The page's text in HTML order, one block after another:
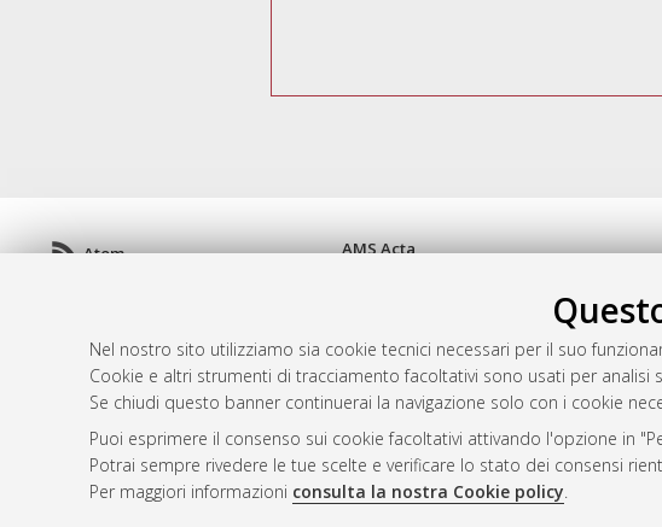
Nel nostro sito utilizziamo sia cookie tecnici necessari per il suo
Cookie e altri strumenti di tracciamento facoltativi sono usati per
Se chiudi questo banner continuerai la navigazione solo con i cookie
Puoi esprimere il consenso sui cookie facoltativi attivando l'opzione in
Potrai sempre rivedere le tue scelte e verificare lo stato dei consensi
Per maggiori informazioni consulta la nostra Cookie policy.
Atom
AMS Acta
doi.org/10.17616/R3P19R
Servizio implementato e gestito da
Impostazioni Cookie
Informativa sulla privacy
Condizioni d'uso del sito
Mission e policies del repository